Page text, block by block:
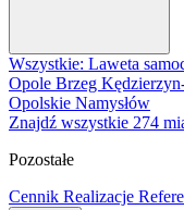
Wszystkie: Laweta
Opole Brzeg
Opolskie Namysłów
Znajdź wszystkie 274
Pozostałe
Cennik Realizacje